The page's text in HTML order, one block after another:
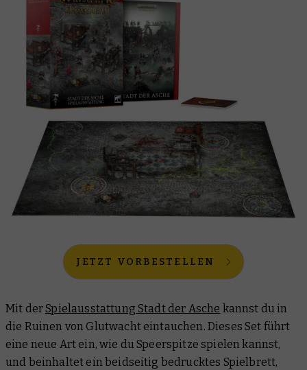
JETZT VORBESTELLEN
Mit derSpielausstattung Stadt der Asche kannst du in
die Ruinen von Glutwacht eintauchen. Dieses Set führt
eine neue Art ein, wie du Speerspitze spielen kannst,
und beinhaltet ein beidseitig bedrucktes Spielbrett,